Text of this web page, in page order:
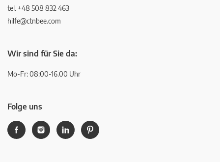
tel. +48 508 832 463
hilfe@ctnbee.com
Wir sind für Sie da:
Mo-Fr: 08:00-16.00 Uhr
Folge uns